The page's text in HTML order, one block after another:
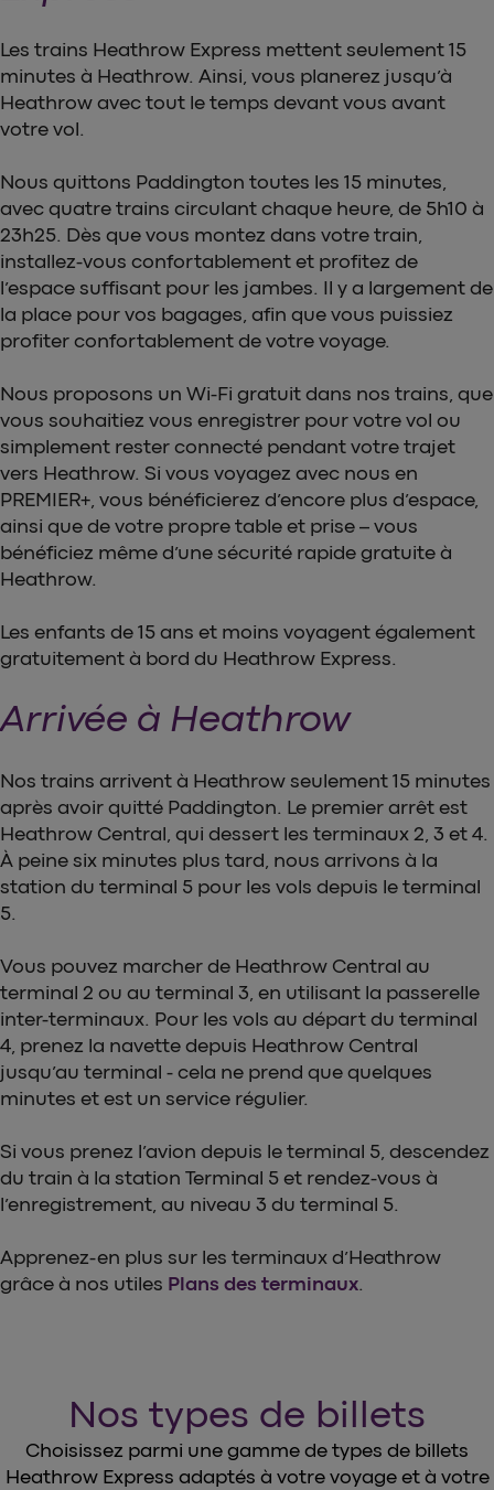
Les trains Heathrow Express mettent seulement 15
minutes à Heathrow. Ainsi, vous planerez jusqu’à
Heathrow avec tout le temps devant vous avant
votre vol.
Nous quittons Paddington toutes les 15 minutes,
avec quatre trains circulant chaque heure, de 5h10 à
23h25. Dès que vous montez dans votre train,
installez-vous confortablement et profitez de
l’espace suffisant pour les jambes. Il y a largement de
la place pour vos bagages, afin que vous puissiez
profiter confortablement de votre voyage.
Nous proposons un Wi-Fi gratuit dans nos trains, que
vous souhaitiez vous enregistrer pour votre vol ou
simplement rester connecté pendant votre trajet
vers Heathrow. Si vous voyagez avec nous en
PREMIER+, vous bénéficierez d’encore plus d’espace,
ainsi que de votre propre table et prise – vous
bénéficiez même d’une sécurité rapide gratuite à
Heathrow.
Les enfants de 15 ans et moins voyagent également
gratuitement à bord du Heathrow Express.
Arrivée à Heathrow
Nos trains arrivent à Heathrow seulement 15 minutes
après avoir quitté Paddington. Le premier arrêt est
Heathrow Central, qui dessert les terminaux 2, 3 et 4.
À peine six minutes plus tard, nous arrivons à la
station du terminal 5 pour les vols depuis le terminal
5.
Vous pouvez marcher de Heathrow Central au
terminal 2 ou au terminal 3, en utilisant la passerelle
inter-terminaux. Pour les vols au départ du terminal
4, prenez la navette depuis Heathrow Central
jusqu’au terminal - cela ne prend que quelques
minutes et est un service régulier.
Si vous prenez l’avion depuis le terminal 5, descendez
du train à la station Terminal 5 et rendez-vous à
l’enregistrement, au niveau 3 du terminal 5.
Apprenez-en plus sur les terminaux d’Heathrow
grâce à nos utiles Plans des terminaux.
Nos types de billets
Choisissez parmi une gamme de types de billets
Heathrow Express adaptés à votre voyage et à votre